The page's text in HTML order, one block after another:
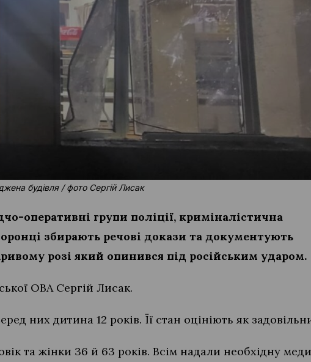
будівля / фото Сергій Лисак
оперативні групи поліції, криміналістична
збирають речові докази та документують
розі який опинився під російським ударом.
ОВА Сергій Лисак.
них дитина 12 років. Її стан оцініють як
та жінки 36 й 63 років. Всім надали необхідну